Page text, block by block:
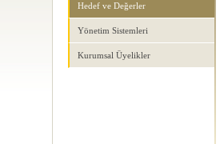
Hedef ve Değerler
Yönetim Sistemleri
Kurumsal Üyelikler